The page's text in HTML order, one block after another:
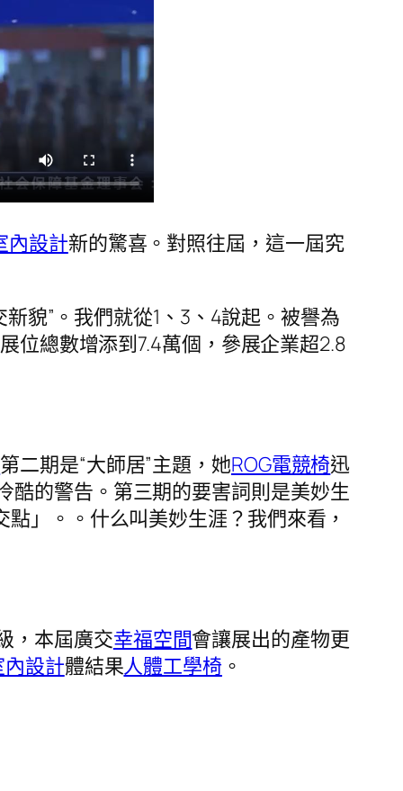
內設計新的驚喜。對照往屆，這一屆究
貌”。我們就從1、3、4說起。被譽為
位總數增添到7.4萬個，參展企業超2.8
第二期是“大師居”主題，她ROG電競椅迅
酷的警告。第三期的要害詞則是美妙生
」。。什么叫美妙生涯？我們來看，
，本屆廣交幸福空間會讓展出的產物更
內設計體結果人體工學椅 。